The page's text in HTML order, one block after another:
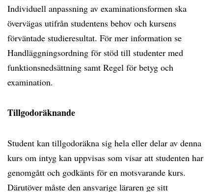
Individuell anpassning av examinationsformen ska
övervägas utifrån studentens behov och kursens
förväntade studieresultat. För mer information se
Handläggningsordning för stöd till studenter med
funktionsnedsättning samt Regel för betyg och
examination.
Tillgodoräknande
Student kan tillgodoräkna sig hela eller delar av denna
kurs om intyg kan uppvisas som visar att studenten har
genomgått och godkänts för en motsvarande kurs.
Därutöver måste den ansvarige läraren ge sitt